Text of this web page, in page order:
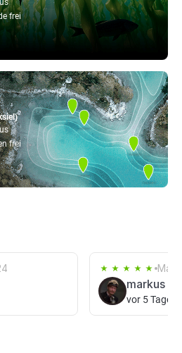
frei
frei
Mar
markus
vor 5 Tagen